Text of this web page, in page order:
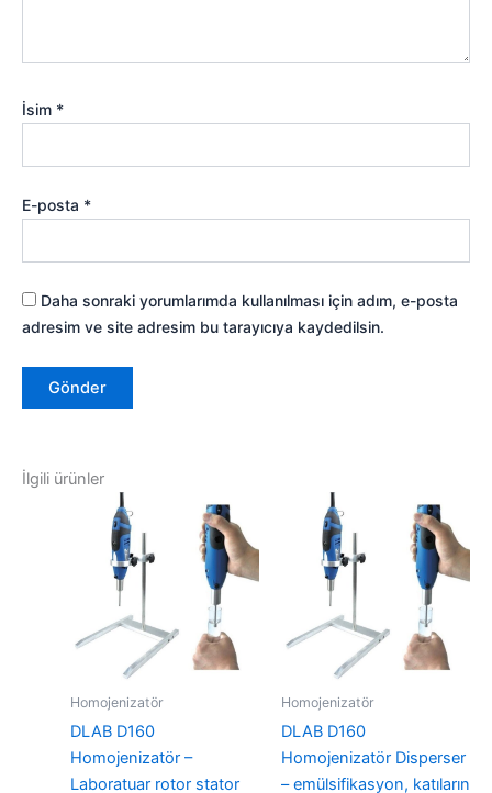
İsim *
E-posta *
Daha sonraki yorumlarımda kullanılması için adım, e-posta
adresim ve site adresim bu tarayıcıya kaydedilsin.
İlgili ürünler
Homojenizatör
DLAB D160
Homojenizatör –
Laboratuar rotor stator
Homojenizatör
DLAB D160
Homojenizatör Disperser
– emülsifikasyon, katıların